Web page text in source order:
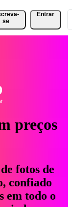
se
Entrar
preços
fotos de
confiado
em todo o